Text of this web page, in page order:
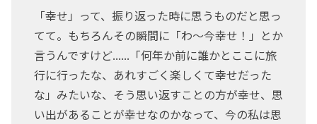
「幸せ」って、振り返った時に思うものだと思っ
てて。もちろんその瞬間に「わ～今幸せ！」とか
言うんですけど......「何年か前に誰かとここに旅
行に行ったな、あれすごく楽しくて幸せだった
な」みたいな、そう思い返すことの方が幸せ、思
い出があることが幸せなのかなって、今の私は思